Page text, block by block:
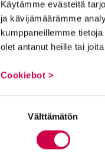
Käytämme evästeitä
ja kävijämäärämme
kumppaneillemme
olet antanut heille tai
Cookiebot >
Välttämätön